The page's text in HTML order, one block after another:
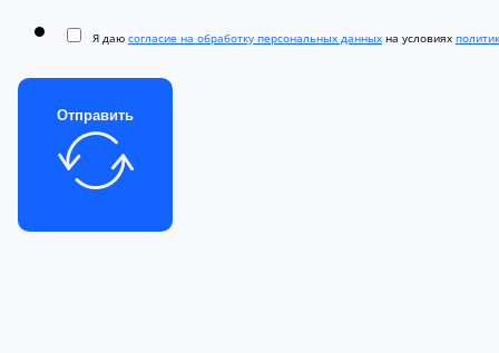
Я даю согласие на обработку персональных данных на условиях
Отправить